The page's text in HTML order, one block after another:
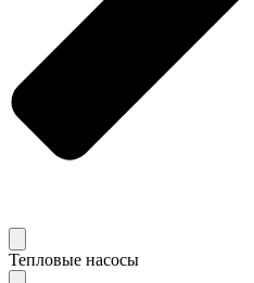
Тепловые насосы